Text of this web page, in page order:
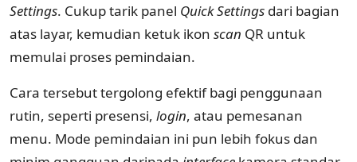
Settings. Cukup tarik panel Quick Settings dari bagian
atas layar, kemudian ketuk ikon scan QR untuk
memulai proses pemindaian.
Cara tersebut tergolong efektif bagi penggunaan
rutin, seperti presensi, login, atau pemesanan
menu. Mode pemindaian ini pun lebih fokus dan